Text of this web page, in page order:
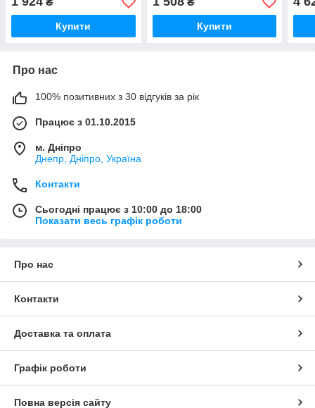
CV1WHFunnel-B...
Купити Купити
Про нас
100% позитивних з 30 відгуків за рік
Працює з 01.10.2015
м. Дніпро
Днепр, Дніпро, Україна
Контакти
Сьогодні працює з 10:00 до 18:00
Показати весь графік роботи
Про нас
Контакти
Доставка та оплата
Графік роботи
Повна версія сайту